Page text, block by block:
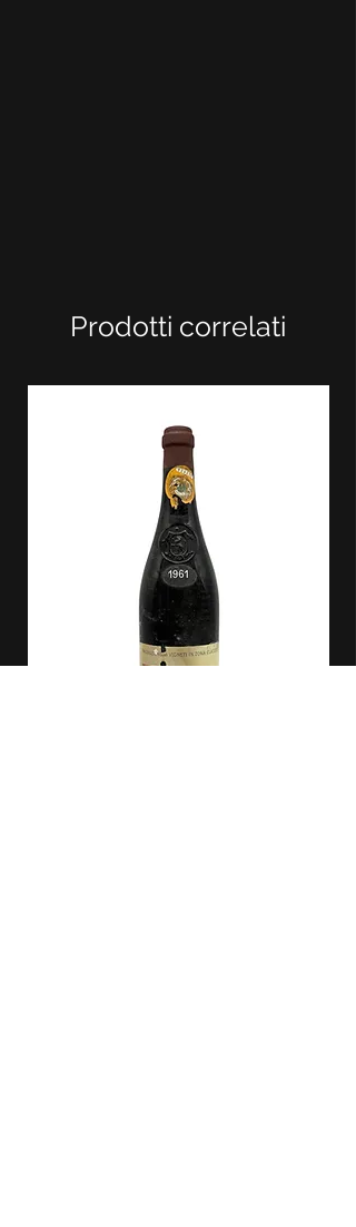
Prodotti correlati